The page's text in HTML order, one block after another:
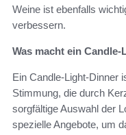
Weine ist ebenfalls
verbessern.
Was macht ein
Ein Candle-Light-Dinner
Stimmung, die durch
sorgfältige Auswahl der
spezielle Angebote, um